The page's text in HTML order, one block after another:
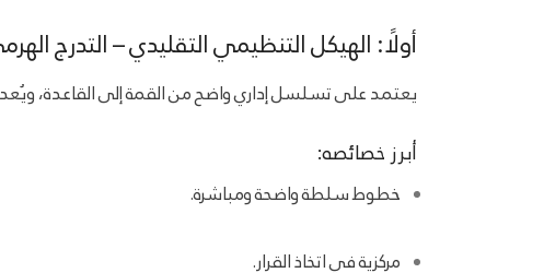
أولًا: الهيكل التنظيمي التقليدي – التدرج
يعتمد على تسلسل إداري واضح من القمة إلى القاعدة،
أبرز خصائصه:
خطوط سلطة واضحة ومباشرة.
مركزية في اتخاذ القرار.